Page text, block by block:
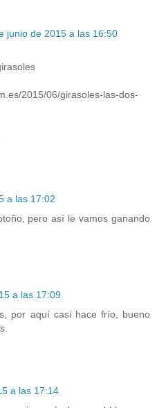
junio de 2015 a las 16:50
2015/06/girasoles-las-dos-
a las 17:02
pero así le vamos ganando
a las 17:09
por aquí casi hace frío, bueno
a las 17:14